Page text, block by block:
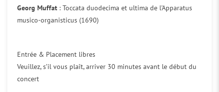
Georg Muffat : Toccata duodecima et ultima de l’Apparatus
musico-organisticus (1690)
Entrée & Placement libres
Veuillez, s’il vous plaît, arriver 30 minutes avant le début du
concert